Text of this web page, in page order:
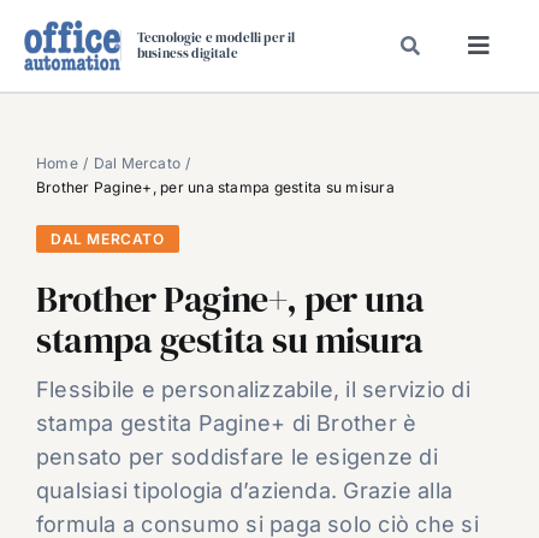
Tecnologie e modelli per il
business digitale
SPECIAL PAPER
TAVOLE ROTONDE DI REDAZIONE
DAL MERCATO
CARRIERE
VIDEO
EVENTI
CHI SIAMO
Home
Dal Mercato
Brother Pagine+, per una stampa gestita su misura
DAL MERCATO
Brother Pagine+, per una
stampa gestita su misura
Flessibile e personalizzabile, il servizio di
stampa gestita Pagine+ di Brother è
pensato per soddisfare le esigenze di
qualsiasi tipologia d’azienda. Grazie alla
formula a consumo si paga solo ciò che si